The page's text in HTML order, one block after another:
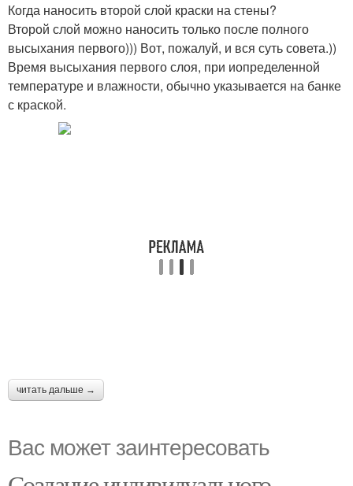
Когда наносить второй слой краски на стены?
Второй слой можно наносить только после полного
высыхания первого))) Вот, пожалуй, и вся суть совета.))
Время высыхания первого слоя, при иопределенной
температуре и влажности, обычно указывается на банке
с краской.
читать дальше →
Вас может заинтересовать